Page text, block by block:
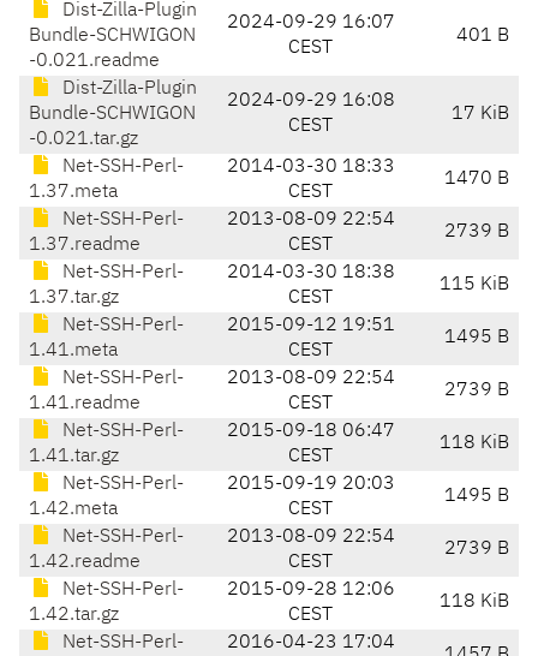
Dist-Zilla-Plugin
Bundle-SCHWIGON
-0.021.readme
2024-09-29 16:07
CEST
401 B
Dist-Zilla-Plugin
Bundle-SCHWIGON
-0.021.tar.gz
2024-09-29 16:08
CEST
17 KiB
Net-SSH-Perl-
1.37.meta
2014-03-30 18:33
CEST
1470 B
Net-SSH-Perl-
1.37.readme
2013-08-09 22:54
CEST
2739 B
Net-SSH-Perl-
1.37.tar.gz
2014-03-30 18:38
CEST
115 KiB
Net-SSH-Perl-
1.41.meta
2015-09-12 19:51
CEST
1495 B
Net-SSH-Perl-
1.41.readme
2013-08-09 22:54
CEST
2739 B
Net-SSH-Perl-
1.41.tar.gz
2015-09-18 06:47
CEST
118 KiB
Net-SSH-Perl-
1.42.meta
2015-09-19 20:03
CEST
1495 B
Net-SSH-Perl-
1.42.readme
2013-08-09 22:54
CEST
2739 B
Net-SSH-Perl-
1.42.tar.gz
2015-09-28 12:06
CEST
118 KiB
Net-SSH-Perl- 2016-04-23 17:04